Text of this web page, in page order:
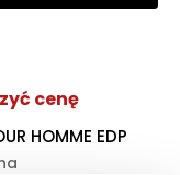
cenę
HOMME EDP